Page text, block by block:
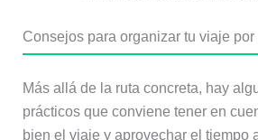
Consejos para organizar tu viaje por
Más allá de la ruta concreta, hay
prácticos que conviene tener en
bien el viaje y aprovechar el tiempo